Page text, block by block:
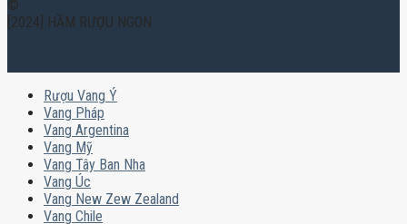
©
[2024] HẦM RƯỢU NGON
Rượu Vang Ý
Vang Pháp
Vang Argentina
Vang Mỹ
Vang Tây Ban Nha
Vang Úc
Vang New Zew Zealand
Vang Chile